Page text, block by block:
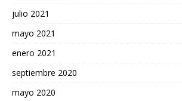
julio 2021
mayo 2021
enero 2021
septiembre 2020
mayo 2020